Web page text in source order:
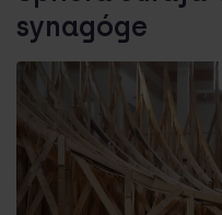
synagóge